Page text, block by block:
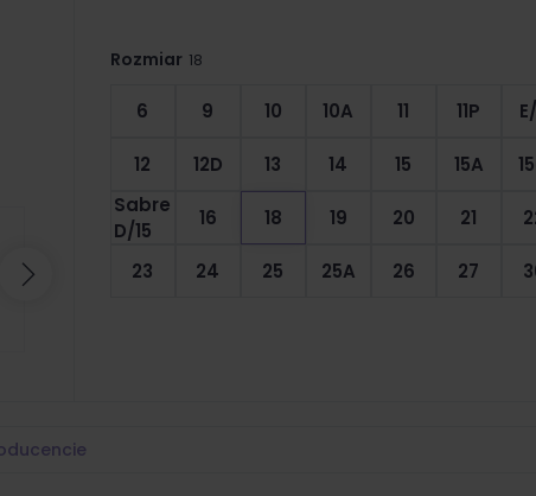
Następny
Rozmiar 18
6 9 10 10A 11 11P
12
12D 13 14 15 15A
Sabre
D/15
16 18 19 20 21
23 24 25 25A 26 27